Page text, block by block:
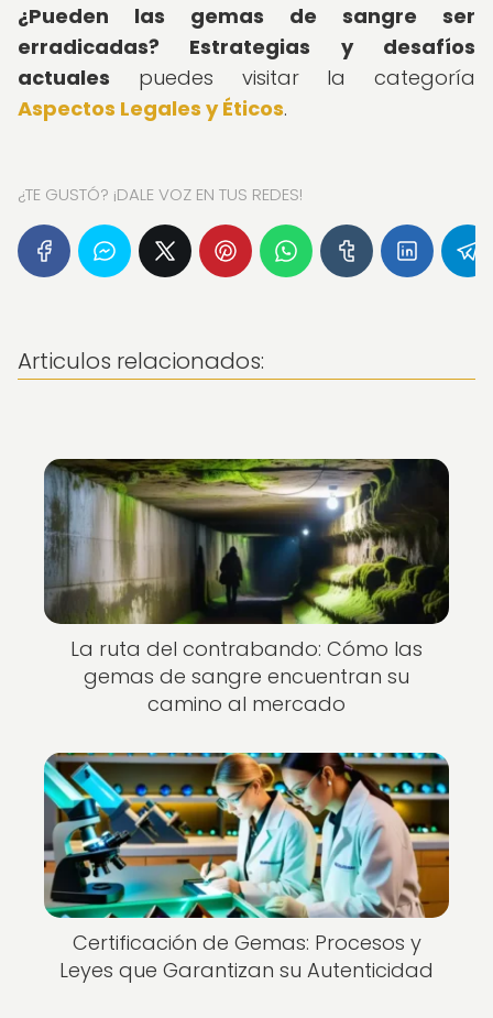
¿Pueden las gemas de sangre ser
erradicadas? Estrategias y desafíos
actuales puedes visitar la categoría
Aspectos Legales y Éticos.
¿TE GUSTÓ? ¡DALE VOZ EN TUS REDES!
Articulos relacionados:
La ruta del contrabando: Cómo las
gemas de sangre encuentran su
camino al mercado
Certificación de Gemas: Procesos y
Leyes que Garantizan su Autenticidad